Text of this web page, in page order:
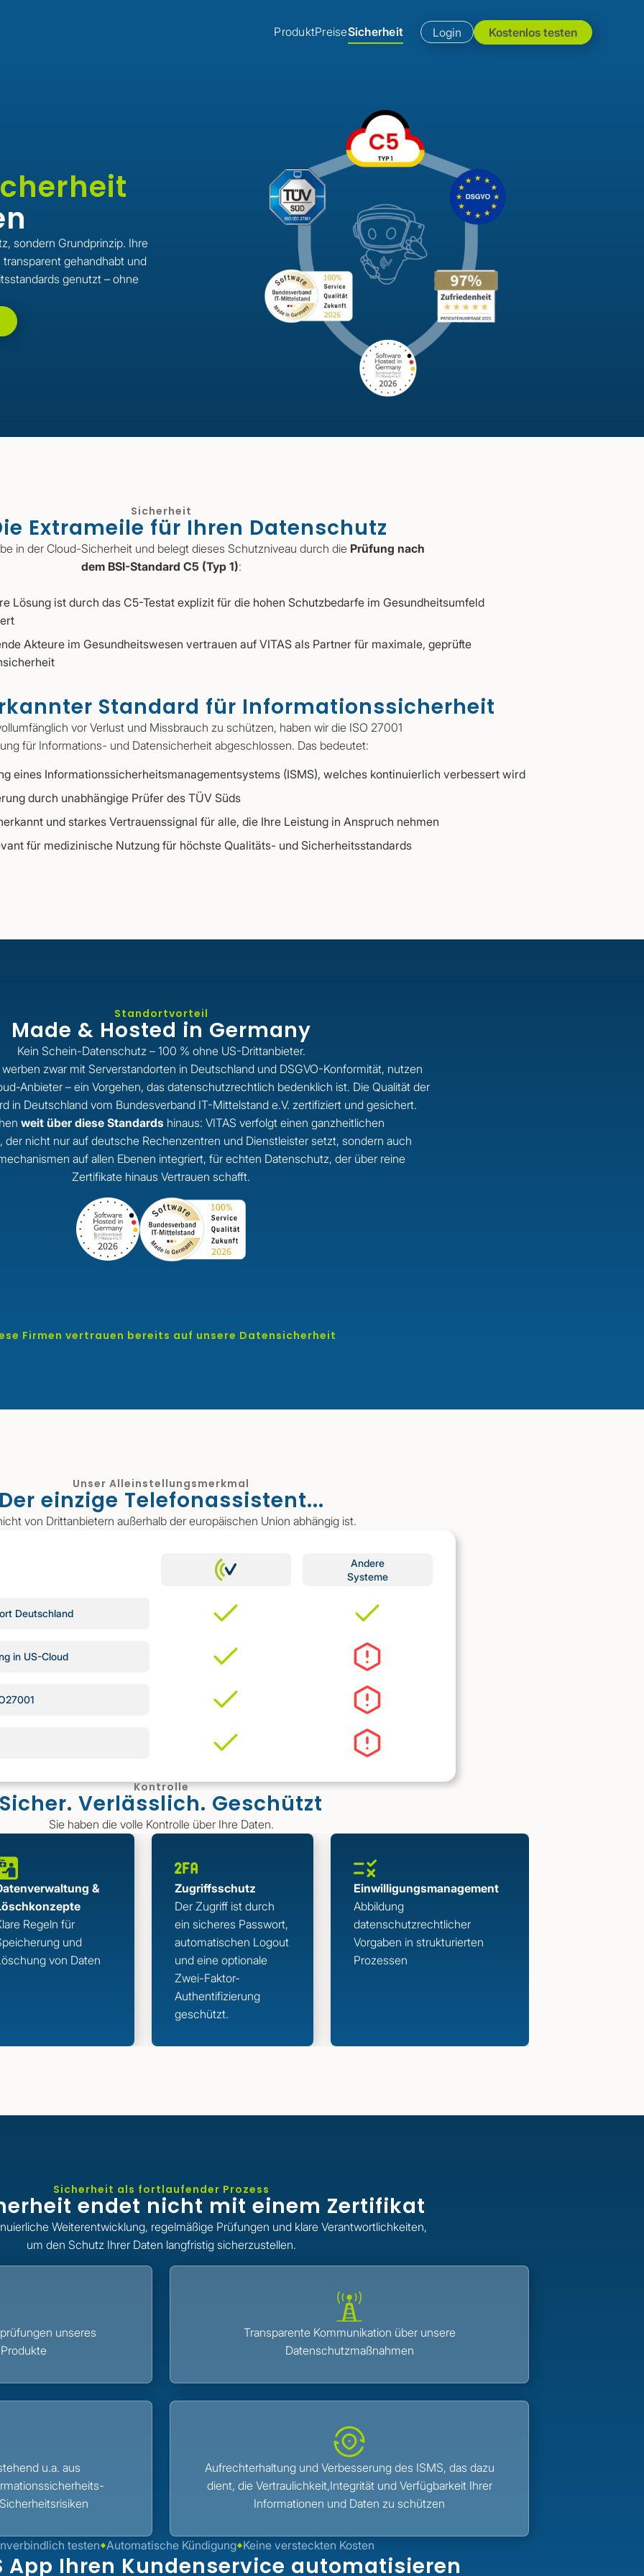
ProduktPreiseSicherheit Login Kostenlos testen
sondern Grundprinzip. Ihre
gehandhabt und
genutzt – ohne
Sicherheit
Extrameile für Ihren Datenschutz
in der Cloud-Sicherheit und belegt dieses Schutzniveau durch die Prüfung nach
dem BSI-Standard C5 (Typ 1):
Lösung ist durch das C5-Testat explizit für die hohen Schutzbedarfe im Gesundheitsumfeld
Akteure im Gesundheitswesen vertrauen auf VITAS als Partner für maximale, geprüfte
Standard für Informationssicherheit
vor Verlust und Missbrauch zu schützen, haben wir die ISO 27001
für Informations- und Datensicherheit abgeschlossen. Das bedeutet:
eines Informationssicherheitsmanagementsystems (ISMS), welches kontinuierlich verbessert wird
durch unabhängige Prüfer des TÜV Süds
und starkes Vertrauenssignal für alle, die Ihre Leistung in Anspruch nehmen
für medizinische Nutzung für höchste Qualitäts- und Sicherheitsstandards
Standortvorteil
Made & Hosted in Germany
Kein Schein-Datenschutz – 100 % ohne US-Drittanbieter.
zwar mit Serverstandorten in Deutschland und DSGVO-Konformität, nutzen
Anbieter – ein Vorgehen, das datenschutzrechtlich bedenklich ist. Die Qualität der
in Deutschland vom Bundesverband IT-Mittelstand e.V. zertifiziert und gesichert.
weit über diese Standards hinaus: VITAS verfolgt einen ganzheitlichen
der nicht nur auf deutsche Rechenzentren und Dienstleister setzt, sondern auch
auf allen Ebenen integriert, für echten Datenschutz, der über reine
Zertifikate hinaus Vertrauen schafft.
Firmen vertrauen bereits auf unsere Datensicherheit
Unser Alleinstellungsmerkmal
Der einzige Telefonassistent...
von Drittanbietern außerhalb der europäischen Union abhängig ist.
Andere
Systeme
Deutschland
in US-Cloud
Kontrolle
Sicher. Verlässlich. Geschützt
Sie haben die volle Kontrolle über Ihre Daten.
&
Regeln für
und
von Daten
Zugriffsschutz
Der Zugriff ist durch
ein sicheres Passwort,
automatischen Logout
und eine optionale
Zwei-Faktor-
Authentifizierung
geschützt.
Einwilligungsmanagement
Abbildung
datenschutzrechtlicher
Vorgaben in strukturierten
Prozessen
Sicherheit als fortlaufender Prozess
endet nicht mit einem Zertifikat
Weiterentwicklung, regelmäßige Prüfungen und klare Verantwortlichkeiten,
um den Schutz Ihrer Daten langfristig sicherzustellen.
unseres
Transparente Kommunikation über unsere
Datenschutzmaßnahmen
u.a. aus
Aufrechterhaltung und Verbesserung des ISMS, das dazu
dient, die Vertraulichkeit,Integrität und Verfügbarkeit Ihrer
Informationen und Daten zu schützen
testen Automatische Kündigung Keine versteckten Kosten
App Ihren Kundenservice automatisieren